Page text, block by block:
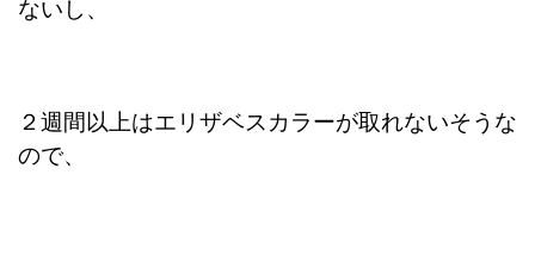
ないし、
２週間以上はエリザベスカラーが取れないそうな
ので、